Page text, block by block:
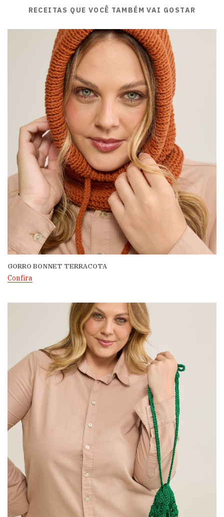
RECEITAS QUE VOCÊ TAMBÉM VAI GOSTAR
GORRO BONNET TERRACOTA
Confira